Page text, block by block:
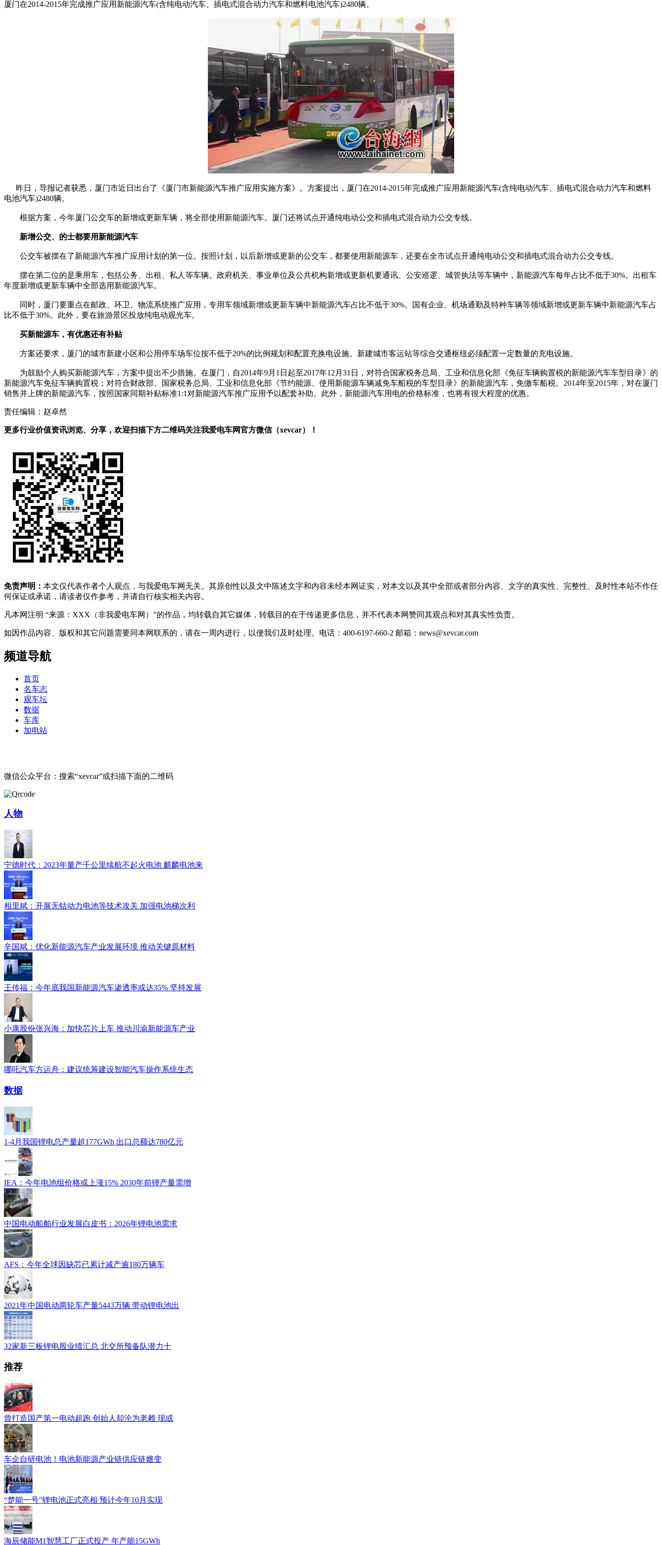
厦门在2014-2015年完成推广应用新能源汽车(含纯电动汽车、插电式混合动力汽车和燃料电池汽车)2480辆。
昨日，导报记者获悉，厦门市近日出台了《厦门市新能源汽车推广应用实施方案》。方案提出，厦门在2014-2015年完成推广应用新能源汽车(含纯电动汽车、插电式混合动力汽车和燃料
电池汽车)2480辆。
根据方案，今年厦门公交车的新增或更新车辆，将全部使用新能源汽车。厦门还将试点开通纯电动公交和插电式混合动力公交专线。
新增公交、的士都要用新能源汽车
公交车被摆在了新能源汽车推广应用计划的第一位。按照计划，以后新增或更新的公交车，都要使用新能源车，还要在全市试点开通纯电动公交和插电式混合动力公交专线。
摆在第二位的是乘用车，包括公务、出租、私人等车辆。政府机关、事业单位及公共机构新增或更新机要通讯、公安巡逻、城管执法等车辆中，新能源汽车每年占比不低于30%。出租车
年度新增或更新车辆中全部选用新能源汽车。
同时，厦门要重点在邮政、环卫、物流系统推广应用，专用车领域新增或更新车辆中新能源汽车占比不低于30%。国有企业、机场通勤及特种车辆等领域新增或更新车辆中新能源汽车占
比不低于30%。此外，要在旅游景区投放纯电动观光车。
买新能源车，有优惠还有补贴
方案还要求，厦门的城市新建小区和公用停车场车位按不低于20%的比例规划和配置充换电设施。新建城市客运站等综合交通枢纽必须配置一定数量的充电设施。
为鼓励个人购买新能源汽车，方案中提出不少措施。在厦门，自2014年9月1日起至2017年12月31日，对符合国家税务总局、工业和信息化部《免征车辆购置税的新能源汽车车型目录》的
新能源汽车免征车辆购置税；对符合财政部、国家税务总局、工业和信息化部《节约能源、使用新能源车辆减免车船税的车型目录》的新能源汽车，免缴车船税。2014年至2015年，对在厦门
销售并上牌的新能源汽车，按照国家同期补贴标准1:1对新能源汽车推广应用予以配套补助。此外，新能源汽车用电的价格标准，也将有很大程度的优惠。
责任编辑：赵卓然
更多行业价值资讯浏览、分享，欢迎扫描下方二维码关注我爱电车网官方微信（xevcar）！
免责声明： 本文仅代表作者个人观点，与我爱电车网无关。其原创性以及文中陈述文字和内容未经本网证实，对本文以及其中全部或者部分内容、文字的真实性、完整性、及时性本站不作任
何保证或承诺，请读者仅作参考，并请自行核实相关内容。
凡本网注明 “来源：XXX（非我爱电车网）”的作品，均转载自其它媒体，转载目的在于传递更多信息，并不代表本网赞同其观点和对其真实性负责。
如因作品内容、版权和其它问题需要同本网联系的，请在一周内进行，以便我们及时处理。电话：400-6197-660-2 邮箱：news@xevcar.com
频道导航
首页
名车志
观车坛
数据
车库
加电站
微信公众平台：搜索“xevcar”或扫描下面的二维码
人物
宁德时代：2023年量产千公里续航不起火电池 麒麟电池来
相里斌：开展无钴动力电池等技术攻关 加强电池梯次利
辛国斌：优化新能源汽车产业发展环境 推动关键原材料
王传福：今年底我国新能源汽车渗透率或达35% 坚持发展
小康股份张兴海：加快芯片上车 推动川渝新能源车产业
哪吒汽车方运舟：建议统筹建设智能汽车操作系统生态
数据
1-4月我国锂电总产量超177GWh 出口总额达780亿元
IEA：今年电池组价格或上涨15% 2030年前锂产量需增
中国电动船舶行业发展白皮书：2026年锂电池需求
AFS：今年全球因缺芯已累计减产逾180万辆车
2021年中国电动两轮车产量5443万辆 带动锂电池出
32家新三板锂电股业绩汇总 北交所预备队潜力十
推荐
曾打造国产第一电动超跑 创始人却沦为老赖 现或
车企自研电池！电池新能源产业链供应链嬗变
“楚能一号”锂电池正式亮相 预计今年10月实现
海辰储能M1智慧工厂正式投产 年产能15GWh